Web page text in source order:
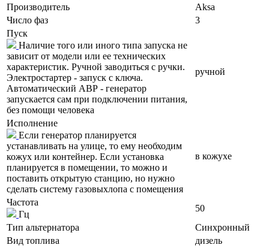
Производитель
Aksa
Число фаз
3
Пуск
Наличие того или иного типа запуска не
зависит от модели или ее технических
характеристик. Ручной заводиться с ручки.
Электростартер - запуск с ключа.
Автоматический АВР - генератор
запускается сам при подключении питания,
без помощи человека
ручной
Исполнение
Если генератор планируется
устанавливать на улице, то ему необходим
кожух или контейнер. Если установка
планируется в помещении, то можно и
поставить открытую станцию, но нужно
сделать систему газовыхлопа с помещения
в кожухе
Частота
Гц
50
Тип альтернатора
Синхронный
Вид топлива
дизель